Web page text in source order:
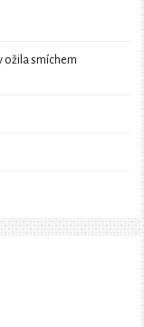
ožila smíchem